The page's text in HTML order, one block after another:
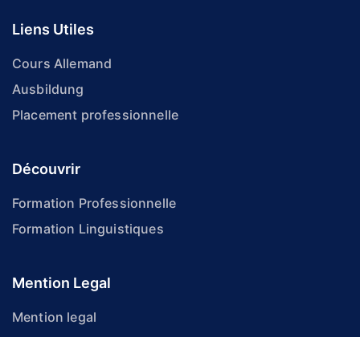
Liens Utiles
Cours Allemand
Ausbildung
Placement professionnelle
Découvrir
Formation Professionnelle
Formation Linguistiques
Mention Legal
Mention legal